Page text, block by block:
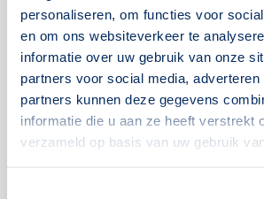
personaliseren, om functies voor
en om ons websiteverkeer te
informatie over uw gebruik van onze
partners voor social media,
partners kunnen deze gegevens
informatie die u aan ze heeft verstrekt
verzameld op basis van uw gebruik
Meer nieuws